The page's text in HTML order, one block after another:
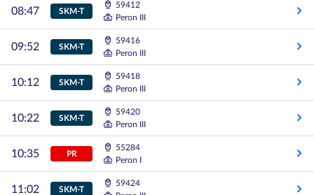
08:47 SKM-T
59412
Peron III
09:52 SKM-T
59416
Peron III
10:12 SKM-T
59418
Peron III
10:22 SKM-T
59420
Peron III
10:35 PR
55284
Peron I
11:02 SKM-T
59424